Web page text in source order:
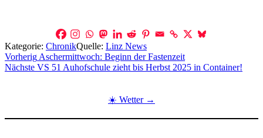
Kategorie: ChronikQuelle: Linz News
Beitragsnavigation
Vorherig Aschermittwoch: Beginn der Fastenzeit
Nächste VS 51 Auhofschule zieht bis Herbst 2025 in Container!
☀️ Wetter →